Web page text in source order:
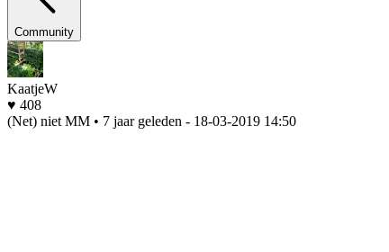
Community
KaatjeW
♥ 408
(Net) niet MM • 7 jaar geleden - 18-03-2019 14:50